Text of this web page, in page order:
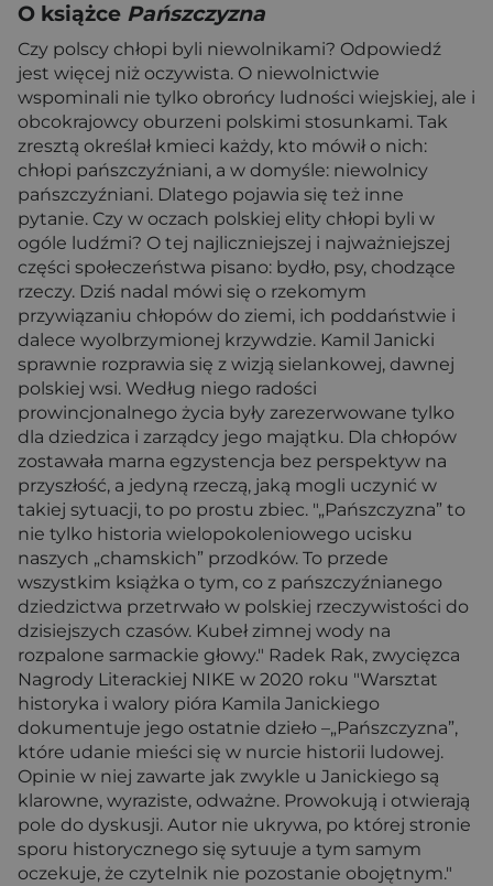
O książce Pańszczyzna
Czy polscy chłopi byli niewolnikami? Odpowiedź
jest więcej niż oczywista. O niewolnictwie
wspominali nie tylko obrońcy ludności wiejskiej, ale i
obcokrajowcy oburzeni polskimi stosunkami. Tak
zresztą określał kmieci każdy, kto mówił o nich:
chłopi pańszczyźniani, a w domyśle: niewolnicy
pańszczyźniani. Dlatego pojawia się też inne
pytanie. Czy w oczach polskiej elity chłopi byli w
ogóle ludźmi? O tej najliczniejszej i najważniejszej
części społeczeństwa pisano: bydło, psy, chodzące
rzeczy. Dziś nadal mówi się o rzekomym
przywiązaniu chłopów do ziemi, ich poddaństwie i
dalece wyolbrzymionej krzywdzie. Kamil Janicki
sprawnie rozprawia się z wizją sielankowej, dawnej
polskiej wsi. Według niego radości
prowincjonalnego życia były zarezerwowane tylko
dla dziedzica i zarządcy jego majątku. Dla chłopów
zostawała marna egzystencja bez perspektyw na
przyszłość, a jedyną rzeczą, jaką mogli uczynić w
takiej sytuacji, to po prostu zbiec. "„Pańszczyzna” to
nie tylko historia wielopokoleniowego ucisku
naszych „chamskich” przodków. To przede
wszystkim książka o tym, co z pańszczyźnianego
dziedzictwa przetrwało w polskiej rzeczywistości do
dzisiejszych czasów. Kubeł zimnej wody na
rozpalone sarmackie głowy." Radek Rak, zwycięzca
Nagrody Literackiej NIKE w 2020 roku "Warsztat
historyka i walory pióra Kamila Janickiego
dokumentuje jego ostatnie dzieło –„Pańszczyzna”,
które udanie mieści się w nurcie historii ludowej.
Opinie w niej zawarte jak zwykle u Janickiego są
klarowne, wyraziste, odważne. Prowokują i otwierają
pole do dyskusji. Autor nie ukrywa, po której stronie
sporu historycznego się sytuuje a tym samym
oczekuje, że czytelnik nie pozostanie obojętnym."